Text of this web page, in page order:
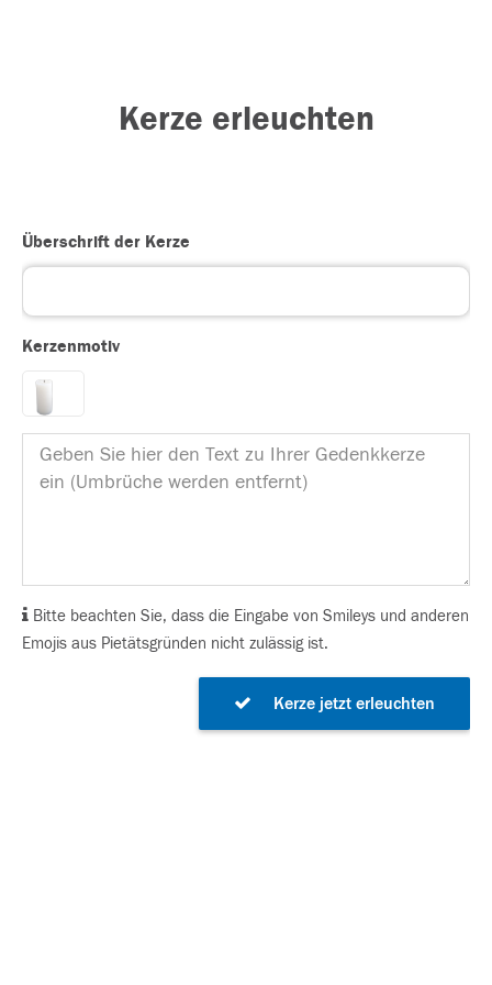
Kerze erleuchten
Überschrift der Kerze
Kerzenmotiv
Bitte beachten Sie, dass die Eingabe von Smileys und anderen
Emojis aus Pietätsgründen nicht zulässig ist.
Kerze jetzt erleuchten